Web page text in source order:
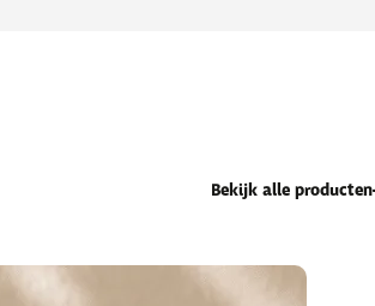
Bekijk alle producten